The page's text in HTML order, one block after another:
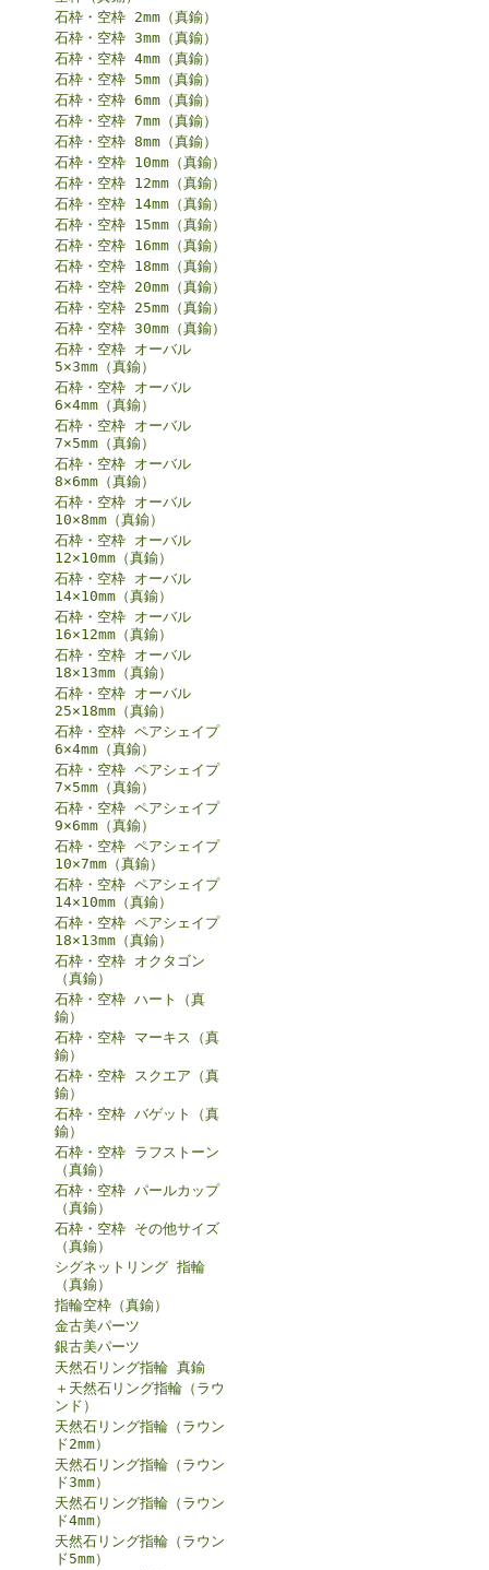
石枠・空枠 2mm（真鍮）
石枠・空枠 3mm（真鍮）
石枠・空枠 4mm（真鍮）
石枠・空枠 5mm（真鍮）
石枠・空枠 6mm（真鍮）
石枠・空枠 7mm（真鍮）
石枠・空枠 8mm（真鍮）
石枠・空枠 10mm（真鍮）
石枠・空枠 12mm（真鍮）
石枠・空枠 14mm（真鍮）
石枠・空枠 15mm（真鍮）
石枠・空枠 16mm（真鍮）
石枠・空枠 18mm（真鍮）
石枠・空枠 20mm（真鍮）
石枠・空枠 25mm（真鍮）
石枠・空枠 30mm（真鍮）
石枠・空枠 オーバル
5×3mm（真鍮）
石枠・空枠 オーバル
6×4mm（真鍮）
石枠・空枠 オーバル
7×5mm（真鍮）
石枠・空枠 オーバル
8×6mm（真鍮）
石枠・空枠 オーバル
10×8mm（真鍮）
石枠・空枠 オーバル
12×10mm（真鍮）
石枠・空枠 オーバル
14×10mm（真鍮）
石枠・空枠 オーバル
16×12mm（真鍮）
石枠・空枠 オーバル
18×13mm（真鍮）
石枠・空枠 オーバル
25×18mm（真鍮）
石枠・空枠 ペアシェイプ
6×4mm（真鍮）
石枠・空枠 ペアシェイプ
7×5mm（真鍮）
石枠・空枠 ペアシェイプ
9×6mm（真鍮）
石枠・空枠 ペアシェイプ
10×7mm（真鍮）
石枠・空枠 ペアシェイプ
14×10mm（真鍮）
石枠・空枠 ペアシェイプ
18×13mm（真鍮）
石枠・空枠 オクタゴン
（真鍮）
石枠・空枠 ハート（真
鍮）
石枠・空枠 マーキス（真
鍮）
石枠・空枠 スクエア（真
鍮）
石枠・空枠 バゲット（真
鍮）
石枠・空枠 ラフストーン
（真鍮）
石枠・空枠 パールカップ
（真鍮）
石枠・空枠 その他サイズ
（真鍮）
シグネットリング 指輪
（真鍮）
指輪空枠（真鍮）
金古美パーツ
銀古美パーツ
天然石リング指輪 真鍮
＋天然石リング指輪（ラウ
ンド）
天然石リング指輪（ラウン
ド2mm）
天然石リング指輪（ラウン
ド3mm）
天然石リング指輪（ラウン
ド4mm）
天然石リング指輪（ラウン
ド5mm）